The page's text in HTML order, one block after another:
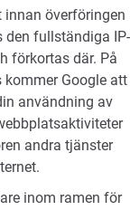
innan överföringen
den fullständiga IP-
förkortas där. På
kommer Google att
användning av
andra tjänster
inom ramen för